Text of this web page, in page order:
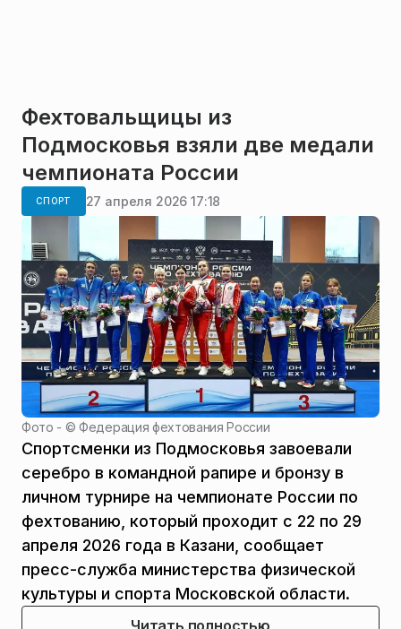
Фехтовальщицы из
Подмосковья взяли две медали
чемпионата России
СПОРТ 27 апреля 2026 17:18
Фото - ©Федерация фехтования России
Спортсменки из Подмосковья завоевали
серебро в командной рапире и бронзу в
личном турнире на чемпионате России по
фехтованию, который проходит с 22 по 29
апреля 2026 года в Казани, сообщает
пресс-служба министерства физической
культуры и спорта Московской области.
Читать полностью